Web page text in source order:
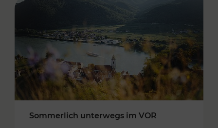
Sommerlich unterwegs im VOR